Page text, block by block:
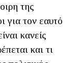
της
για τον εαυτό
κανείς
και τι